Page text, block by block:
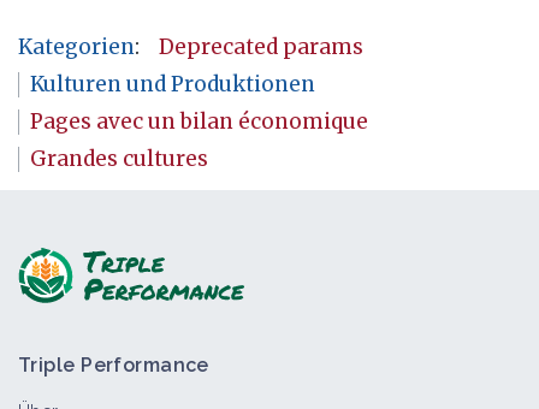
Kategorien:
Deprecated params
Kulturen und Produktionen
Pages avec un bilan économique
Grandes cultures
Triple Performance